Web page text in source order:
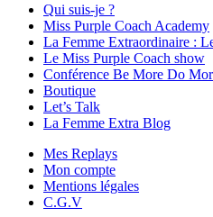
Qui suis-je ?
Miss Purple Coach Academy
La Femme Extraordinaire :
Le Miss Purple Coach show
Conférence Be More Do
Boutique
Let’s Talk
La Femme Extra Blog
Mes Replays
Mon compte
Mentions légales
C.G.V